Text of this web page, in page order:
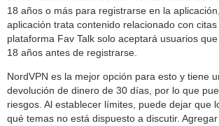
18 años o más para registrarse en la
aplicación trata contenido relacionado con
plataforma Fav Talk solo aceptará usuarios
18 años antes de registrarse.
NordVPN es la mejor opción para esto y tiene
devolución de dinero de 30 días, por lo que
riesgos. Al establecer límites, puede dejar que
qué temas no está dispuesto a discutir.